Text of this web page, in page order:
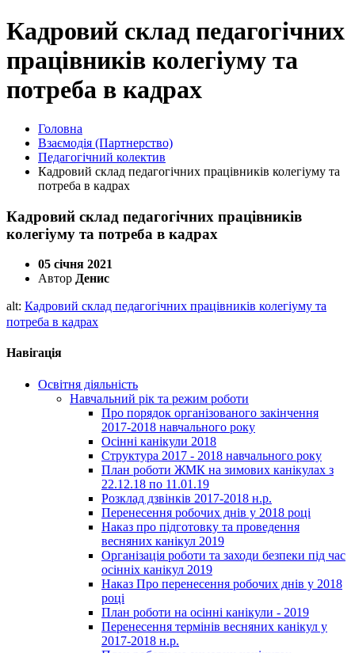
Кадровий склад педагогічних
працівників колегіуму та
потреба в кадрах
Головна
Взаємодія (Партнерство)
Педагогічний колектив
Кадровий склад педагогічних працівників колегіуму та
потреба в кадрах
Кадровий склад педагогічних працівників
колегіуму та потреба в кадрах
05 січня 2021
Автор Денис
alt: Кадровий склад педагогічних працівників колегіуму та
потреба в кадрах
Навігація
Освітня діяльність
Навчальний рік та режим роботи
Про порядок організованого закінчення
2017-2018 навчального року
Осінні канікули 2018
Структура 2017 - 2018 навчального року
План роботи ЖМК на зимових канікулах з
22.12.18 по 11.01.19
Розклад дзвінків 2017-2018 н.р.
Перенесення робочих днів у 2018 році
Наказ про підготовку та проведення
весняних канікул 2019
Організація роботи та заходи безпеки під час
осінніх канікул 2019
Наказ Про перенесення робочих днів у 2018
році
План роботи на осінні канікули - 2019
Перенесення термінів весняних канікул у
2017-2018 н.р.